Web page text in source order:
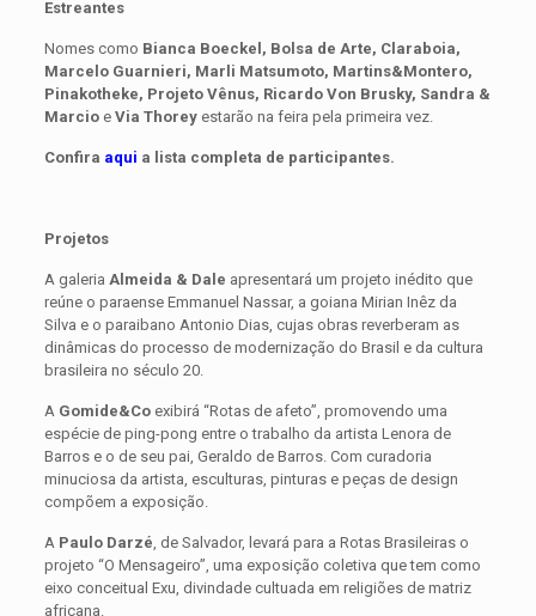
Estreantes
Nomes como Bianca Boeckel, Bolsa de Arte, Claraboia,
Marcelo Guarnieri, Marli Matsumoto, Martins&Montero,
Pinakotheke, Projeto Vênus, Ricardo Von Brusky, Sandra &
Marcio eVia Thoreyestarão na feira pela primeira vez.
Confira aqui a lista completa de participantes.
Projetos
A galeria Almeida & Dale apresentará um projeto inédito que
reúne o paraense Emmanuel Nassar, a goiana Mirian Inêz da
Silva e o paraibano Antonio Dias, cujas obras reverberam as
dinâmicas do processo de modernização do Brasil e da cultura
brasileira no século 20.
A Gomide&Coexibirá “Rotas de afeto”, promovendo uma
espécie de ping-pong entre o trabalho da artista Lenora de
Barros e o de seu pai, Geraldo de Barros. Com curadoria
minuciosa da artista, esculturas, pinturas e peças de design
compõem a exposição.
A Paulo Darzé , de Salvador, levará para a Rotas Brasileiras o
projeto “O Mensageiro”, uma exposição coletiva que tem como
eixo conceitual Exu, divindade cultuada em religiões de matriz
africana.